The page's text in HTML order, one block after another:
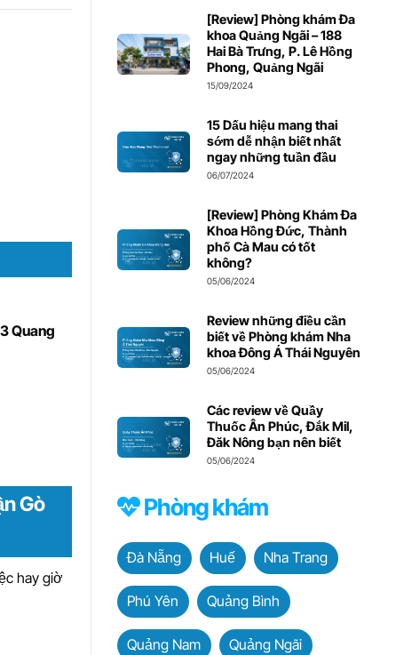
3 Quang
Gò
hay giờ
[Review] Phòng khám Đa
khoa Quảng Ngãi – 188
Hai Bà Trưng, P. Lê Hồng
Phong, Quảng Ngãi
15/09/2024
15 Dấu hiệu mang thai
sớm dễ nhận biết nhất
ngay những tuần đầu
06/07/2024
[Review] Phòng Khám Đa
Khoa Hồng Đức, Thành
phố Cà Mau có tốt
không?
05/06/2024
Review những điều cần
biết về Phòng khám Nha
khoa Đông Á Thái Nguyên
05/06/2024
Các review về Quầy
Thuốc Ân Phúc, Đắk Mil,
Đăk Nông bạn nên biết
05/06/2024
Phòng khám
Đà Nẵng Huế Nha Trang
Phú Yên Quảng Bình
Quảng Nam Quảng Ngãi